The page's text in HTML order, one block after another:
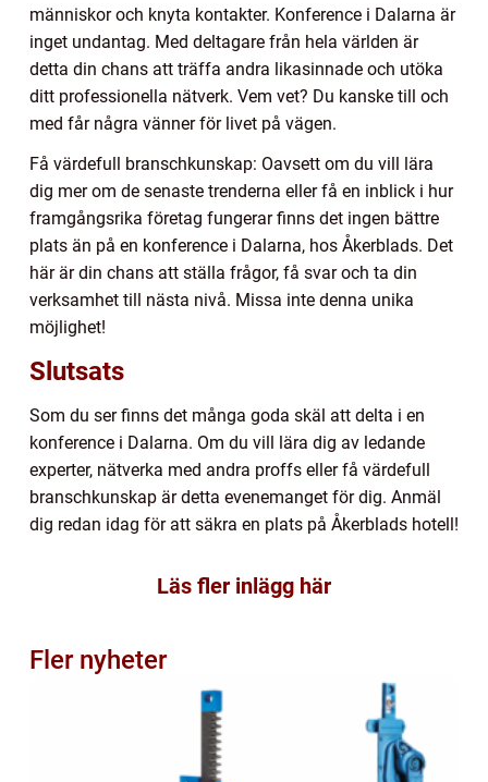
människor och knyta kontakter. Konference i Dalarna är
inget undantag. Med deltagare från hela världen är
detta din chans att träffa andra likasinnade och utöka
ditt professionella nätverk. Vem vet? Du kanske till och
med får några vänner för livet på vägen.
Få värdefull branschkunskap: Oavsett om du vill lära
dig mer om de senaste trenderna eller få en inblick i hur
framgångsrika företag fungerar finns det ingen bättre
plats än på en konference i Dalarna, hos Åkerblads. Det
här är din chans att ställa frågor, få svar och ta din
verksamhet till nästa nivå. Missa inte denna unika
möjlighet!
Slutsats
Som du ser finns det många goda skäl att delta i en
konference i Dalarna. Om du vill lära dig av ledande
experter, nätverka med andra proffs eller få värdefull
branschkunskap är detta evenemanget för dig. Anmäl
dig redan idag för att säkra en plats på Åkerblads hotell!
Läs fler inlägg här
Fler nyheter